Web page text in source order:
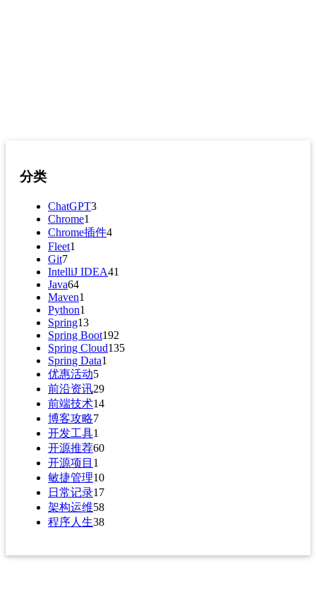
分类
ChatGPT3
Chrome1
Chrome插件4
Fleet1
Git7
IntelliJ IDEA41
Java64
Maven1
Python1
Spring13
Spring Boot192
Spring Cloud135
Spring Data1
优惠活动5
前沿资讯29
前端技术14
博客攻略7
开发工具1
开源推荐60
开源项目 1
敏捷管理10
日常记录17
架构运维58
程序人生38